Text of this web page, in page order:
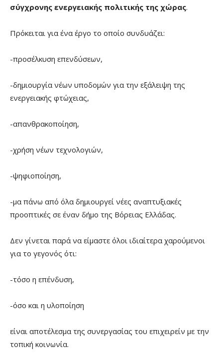
σύγχρονης ενεργειακής πολιτικής της χώρας.
Πρόκειται για ένα έργο το οποίο συνδυάζει:
-προσέλκυση επενδύσεων,
-δημιουργία νέων υποδομών για την εξάλειψη της
ενεργειακής φτώχειας,
-απανθρακοποίηση,
-χρήση νέων τεχνολογιών,
-ψηφιοποίηση,
-μα πάνω από όλα δημιουργεί νέες αναπτυξιακές
προοπτικές σε έναν δήμο της Βόρειας Ελλάδας.
Δεν γίνεται παρά να είμαστε όλοι ιδιαίτερα χαρούμενοι
για το γεγονός ότι:
-τόσο η επένδυση,
-όσο και η υλοποίηση
είναι αποτέλεσμα της συνεργασίας του επιχειρείν με την
τοπική κοινωνία.